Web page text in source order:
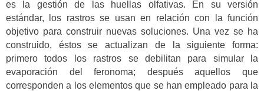
es la gestión de las huellas olfativas. En su versión
estándar, los rastros se usan en relación con la función
objetivo para construir nuevas soluciones. Una vez se ha
construido, éstos se actualizan de la siguiente forma:
primero todos los rastros se debilitan para simular la
evaporación del feronoma; después aquellos que
corresponden a los elementos que se han empleado para la